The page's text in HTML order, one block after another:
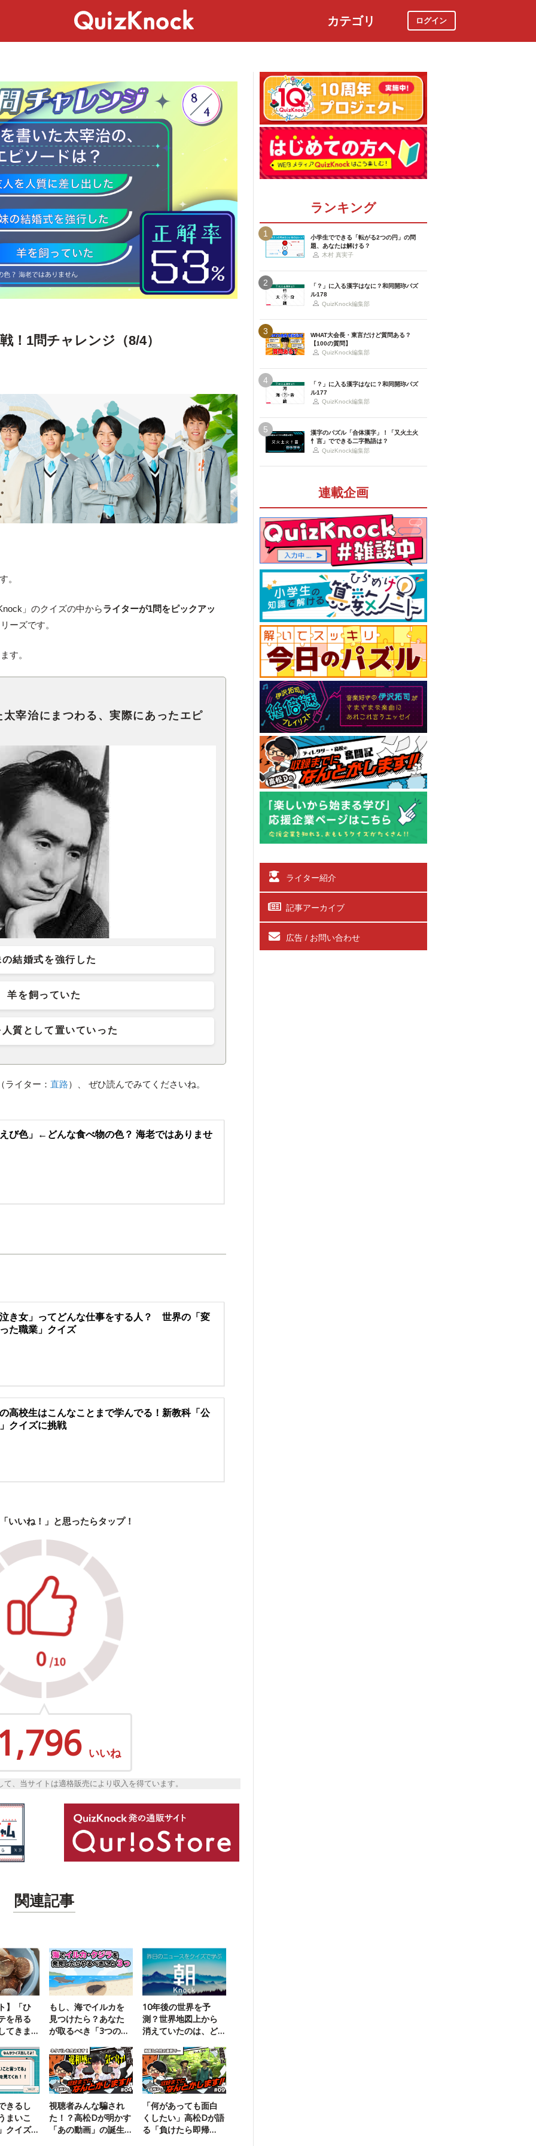
カテゴリ ログイン
！1問チャレンジ（8/4）
。
」のクイズの中からライターが1問をピックアッ
ーズです。
す。
宰治にまつわる、実際にあったエピ
の結婚式を強行した
羊を飼っていた
質として置いていった
ライター：直路）、 ぜひ読んでみてくださいね。
び色」←どんな食べ物の色？ 海老ではありませ
き女」ってどんな仕事をする人？ 世界の「変
た職業」クイズ
高校生はこんなことまで学んでる！新教科「公
クイズに挑戦
いいね！」と思ったらタップ！
いいね
、当サイトは適格販売により収入を得ています。
関連記事
】「ひ
を吊る
てきま
もし、海でイルカを
見つけたら？あなた
が取るべき「3つの行
10年後の世界を予
測？世界地図上から
消えていたのは、ど
きるし
まいこ
クイズ
視聴者みんな騙され
た！？高松Dが明かす
「あの動画」の誕生
「何があっても面白
くしたい」高松Dが語
る「負けたら即帰
ランキング
1
小学生でできる「転がる2つの円」の問
題、あなたは解ける？
木村 真実子
2
「？」に入る漢字はなに？和同開珎パズ
ル178
QuizKnock編集部
3
WHAT大会長・東言だけど質問ある？
【100の質問】
QuizKnock編集部
4
「？」に入る漢字はなに？和同開珎パズ
ル177
QuizKnock編集部
5
漢字のパズル「合体漢字」！「又火土火
忄言」でできる二字熟語は？
QuizKnock編集部
連載企画
ライター紹介
記事アーカイブ
広告 / お問い合わせ